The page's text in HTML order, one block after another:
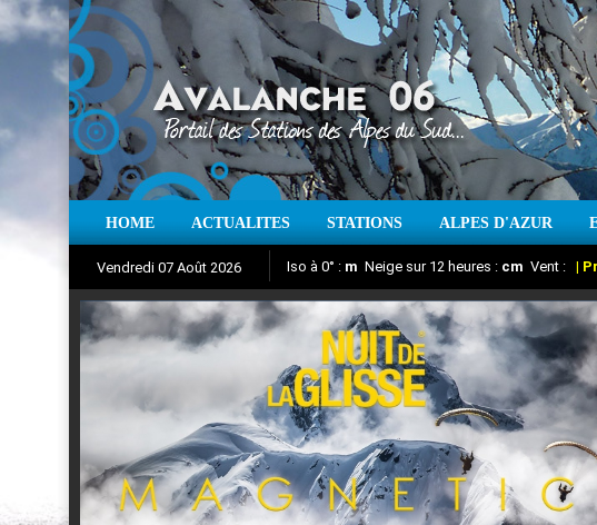
HOME ACTUALITES STATIONS ALPES D'AZUR
Vendredi 07 Août 2026
Aujourd'hui : T° Min : °C T° Max :°C
Iso à 0° : m Neige sur 12 heures : cm Vent : |
Suivez en direct l'actualité des stations des
Nuit de la Glisse 2018